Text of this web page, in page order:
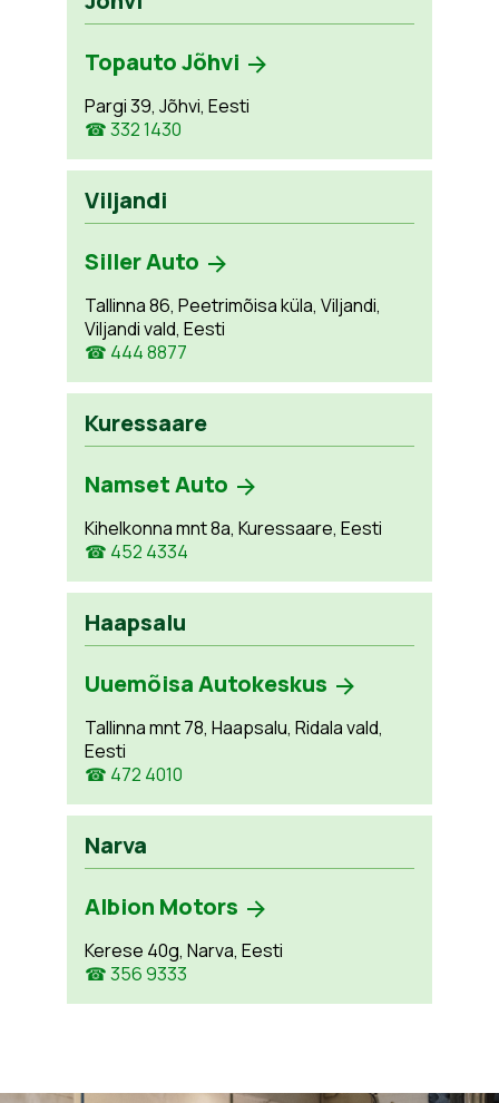
Topauto Jõhvi
Pargi 39, Jõhvi, Eesti
☎ 332 1430
Viljandi
Siller Auto
Tallinna 86, Peetrimõisa küla, Viljandi,
Viljandi vald, Eesti
☎ 444 8877
Kuressaare
Namset Auto
Kihelkonna mnt 8a, Kuressaare, Eesti
☎ 452 4334
Haapsalu
Uuemõisa Autokeskus
Tallinna mnt 78, Haapsalu, Ridala vald,
Eesti
☎ 472 4010
Narva
Albion Motors
Kerese 40g, Narva, Eesti
☎ 356 9333